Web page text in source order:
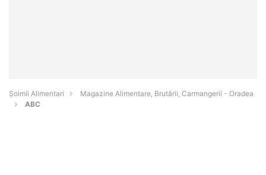
Şoimii Alimentari
Magazine Alimentare, Brutării, Carmangerii - Oradea
ABC